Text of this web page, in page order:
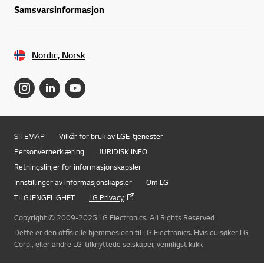
Samsvarsinformasjon
Nordic, Norsk
SITEMAP
Vilkår for bruk av LGE-tjenester
Personvernerklæring
JURIDISK INFO
Retningslinjer for informasjonskapsler
Innstillinger av informasjonskapsler
Om LG
TILGJENGELIGHET
LG Privacy
Copyright © 2009-2025 LG Electronics. All Rights Reserved
Dette er den offisielle hjemmesiden til LG Electronics. Hvis du søker LG
Corp., eller andre LG-tilknyttede selskaper, vennligst klikk